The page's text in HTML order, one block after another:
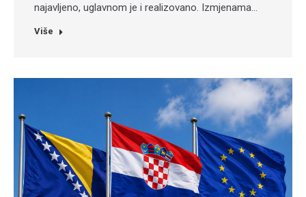
najavljeno, uglavnom je i realizovano. Izmjenama…
Više